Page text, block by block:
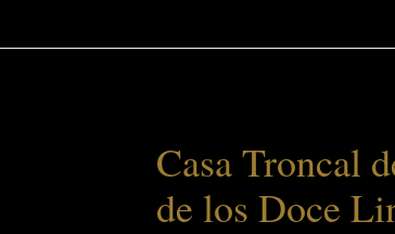
Casa Troncal
de los Doce